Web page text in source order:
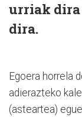
urriak dira
dira.
Egoera horrela
adierazteko
(asteartea)